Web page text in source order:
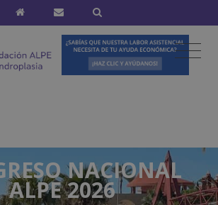
NACIONAL
ALPE 2026